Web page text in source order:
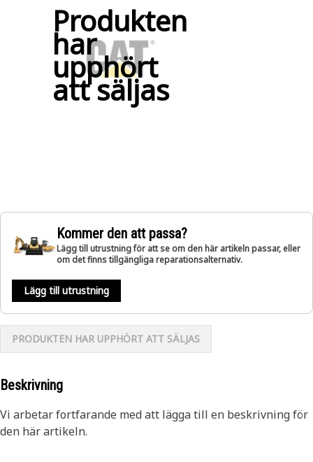
Produkten
har
upphört
att säljas
Kommer den att passa?
Lägg till utrustning för att se om den här artikeln passar, eller
om det finns tillgängliga reparationsalternativ.
Lägg till utrustning
PRODUKTEN HAR UPPHÖRT ATT SÄLJAS
Beskrivning
Vi arbetar fortfarande med att lägga till en beskrivning för
den här artikeln.